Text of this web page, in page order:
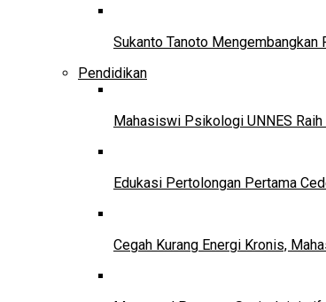
Sukanto Tanoto Mengembangkan
Pendidikan
Mahasiswi Psikologi UNNES
Edukasi Pertolongan Pertama
Cegah Kurang Energi Kronis,